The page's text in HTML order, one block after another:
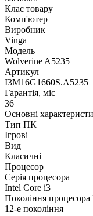
Клас товару
Комп'ютер
Виробник
Vinga
Модель
Wolverine A5235
Артикул
I3M16G1660S.A5235
Гарантія, міс
36
Основні
Тип ПК
Ігрові
Вид
Класичні
Процесор
Серія процесора
Intel Core i3
Покоління процесора
12-е покоління